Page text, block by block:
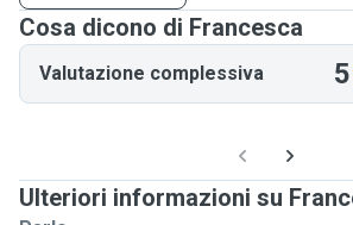
Cosa dicono di Francesca
Valutazione complessiva 5
Ulteriori informazioni su